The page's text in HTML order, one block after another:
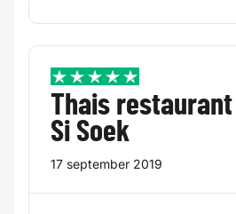
5 / 5
Thais restaurant
Si Soek
17 september 2019